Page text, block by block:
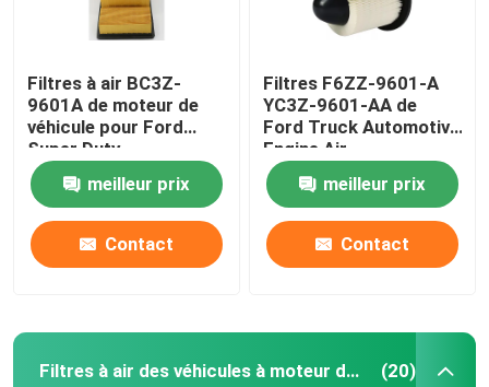
Filtres à air BC3Z-
9601A de moteur de
véhicule pour Ford
Super Duty
meilleur prix
Contact
Filtres F6ZZ-9601-A
YC3Z-9601-AA de
Ford Truck Automotive
Engine Air
meilleur prix
Contact
Filtres à air des véhicules à moteur de cabine (20)